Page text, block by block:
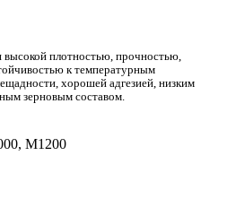
плотностью, прочностью,
к температурным
хорошей адгезией, низким
зерновым составом.
М1200